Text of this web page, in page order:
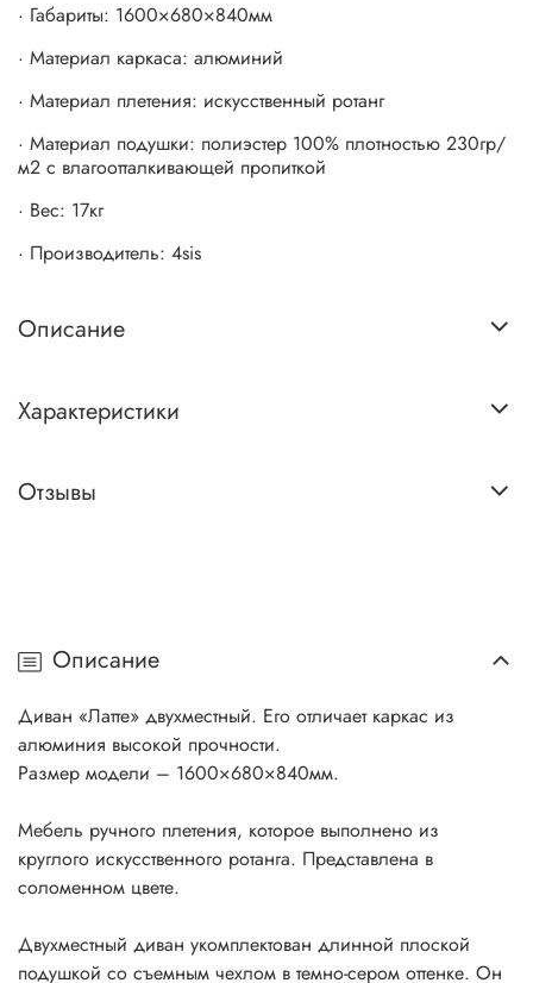
· Габариты: 1600×680×840мм
· Материал каркаса: алюминий
· Материал плетения: искусственный ротанг
· Материал подушки: полиэстер 100% плотностью 230гр/
м2 с влагоотталкивающей пропиткой
· Вес: 17кг
· Производитель: 4sis
Описание
Характеристики
Отзывы
Описание
Диван «Латте» двухместный. Его отличает каркас из
алюминия высокой прочности.
Размер модели – 1600×680×840мм.
Мебель ручного плетения, которое выполнено из
круглого искусственного ротанга. Представлена в
соломенном цвете.
Двухместный диван укомплектован длинной плоской
подушкой со съемным чехлом в темно-сером оттенке. Он